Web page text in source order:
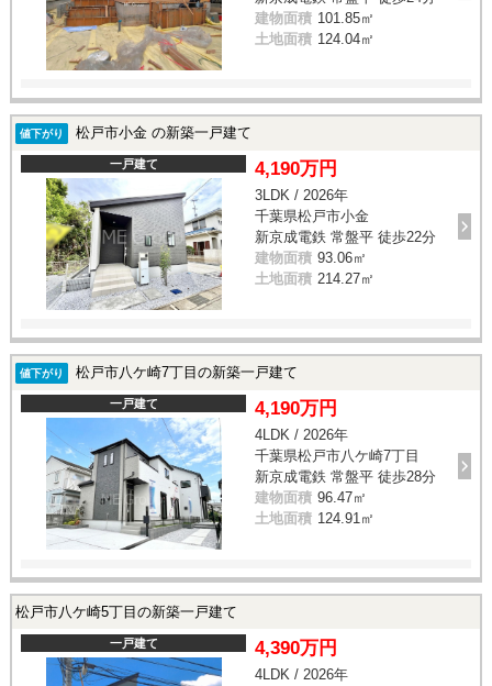
建物面積 101.85㎡
土地面積 124.04㎡
値下がり 松戸市小金 の新築一戸建て
一戸建て 4,190万円
3LDK / 2026年
千葉県松戸市小金
新京成電鉄 常盤平 徒歩22分
建物面積 93.06㎡
土地面積 214.27㎡
値下がり 松戸市八ケ崎7丁目の新築一戸建て
一戸建て 4,190万円
4LDK / 2026年
千葉県松戸市八ケ崎7丁目
新京成電鉄 常盤平 徒歩28分
建物面積 96.47㎡
土地面積 124.91㎡
松戸市八ケ崎5丁目の新築一戸建て
一戸建て 4,390万円
4LDK / 2026年